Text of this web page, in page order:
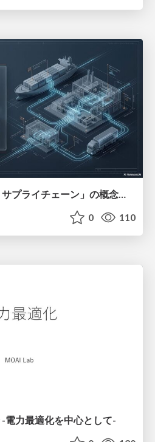
エージェンティック・サプライチェーン」の概念と、製造業におけるその革新的な役割について解説
0 110
力最適化を中心として-